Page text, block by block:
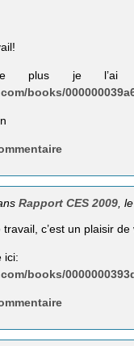
plus je l’ai
books/
Rapport CES 2009 ,
c’est un plaisir
ici:
books/